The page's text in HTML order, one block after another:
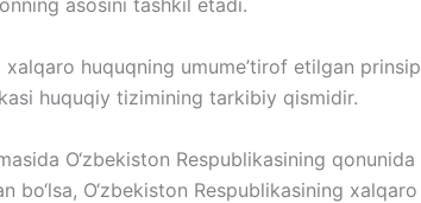
asosini tashkil etadi.
huquqning umume’tirof etilgan prinsip
huquqiy tizimining tarkibiy qismidir.
O‘zbekiston Respublikasining qonunida
O‘zbekiston Respublikasining xalqaro